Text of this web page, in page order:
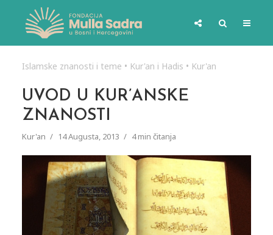
Islamske znanosti i teme • Kur'an i Hadis • Kur'an
UVOD U KUR’ANSKE
ZNANOSTI
Kur'an 14 Augusta, 2013 4 min čitanja